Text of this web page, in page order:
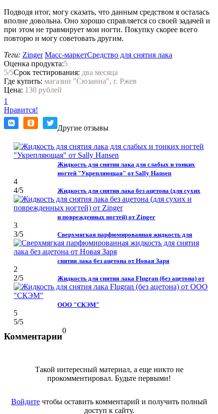
Подводя итог, могу сказать, что данным средством я осталась
вполне довольна. Оно хорошо справляется со своей задачей и
при этом не травмирует мои ногти. Покупку скорее всего
повторю и могу советовать другим.
Теги: Zinger Масс-маркетСредство для снятия лака
Оценка продукта:5
5/5Срок тестирования: два месяца
Где купить: магазин "Сюзанна", г. Ржев
Цена: 130 рублей
1
Нравится!
Другие отзывы
Жидкость для снятия лака для слабых и тонких
ногтей "Укрепляющая" от Sally Hansen
4
4/5 Жидкость для снятия лака без ацетона (для сухих
и поврежденных ногтей) от Zinger
3
3/5 Сверхмягкая парфюмированная жидкость для
снятия лака без ацетона от Новая Заря
2
2/5 Жидкость для снятия лака Flugran (без ацетона) от
ООО "СКЭМ"
5
5/5
Комментарии
0
Такой интересный материал, а еще никто не
прокомментировал. Будьте первыми!
Войдитечтобы оставить комментарий и получить полный
доступ к сайту.